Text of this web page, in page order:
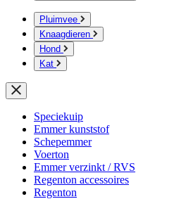
Pluimvee
Knaagdieren
Hond
Kat
Speciekuip
Emmer kunststof
Schepemmer
Voerton
Emmer verzinkt / RVS
Regenton accessoires
Regenton